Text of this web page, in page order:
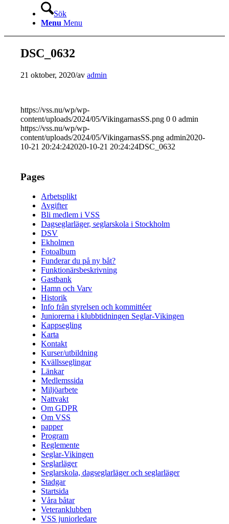
Sök
Menu Menu
DSC_0632
21 oktober, 2020/avadmin
https://vss.nu/wp/wp-
content/uploads/2024/05/VikingarnasSS.png 0 0 admin
https://vss.nu/wp/wp-
content/uploads/2024/05/VikingarnasSS.png admin2020-
10-21 20:24:242020-10-21 20:24:24DSC_0632
Pages
Arbetsplikt
Avgifter
Bli medlem i VSS
Dagseglarläger, seglarskola i Stockholm
DSV
Ekholmen
Fotoalbum
Funderar du på ny båt?
Funktionärsbeskrivning
Gastbank
Hamn och Varv
Historik
Info från styrelsen och kommittéer
Juniorerna i klubbtidningen Seglar-Vikingen
Kappsegling
Karta
Kontakt
Kurser/utbildning
Kvällsseglingar
Länkar
Medlemssida
Miljöarbete
Nattvakt
Om GDPR
Om VSS
papper
Program
Reglemente
Seglar-Vikingen
Seglarläger
Seglarskola, dagseglarläger och seglarläger
Stadgar
Startsida
Våra båtar
Veteranklubben
VSS juniorledare